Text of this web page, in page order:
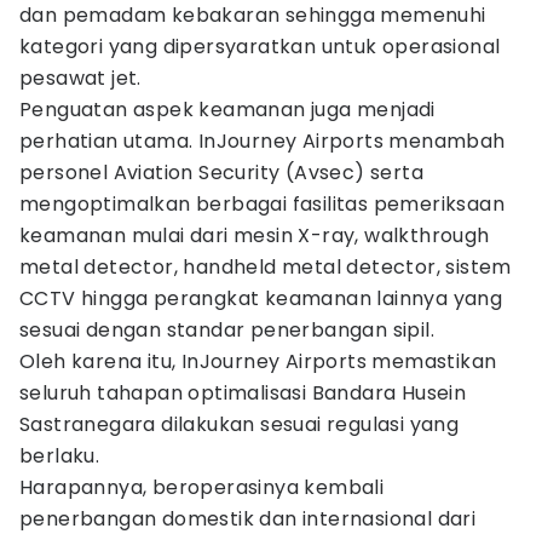
dan pemadam kebakaran sehingga memenuhi
kategori yang dipersyaratkan untuk operasional
pesawat jet.
Penguatan aspek keamanan juga menjadi
perhatian utama. InJourney Airports menambah
personel Aviation Security (Avsec) serta
mengoptimalkan berbagai fasilitas pemeriksaan
keamanan mulai dari mesin X-ray, walkthrough
metal detector, handheld metal detector, sistem
CCTV hingga perangkat keamanan lainnya yang
sesuai dengan standar penerbangan sipil.
Oleh karena itu, InJourney Airports memastikan
seluruh tahapan optimalisasi Bandara Husein
Sastranegara dilakukan sesuai regulasi yang
berlaku.
Harapannya, beroperasinya kembali
penerbangan domestik dan internasional dari